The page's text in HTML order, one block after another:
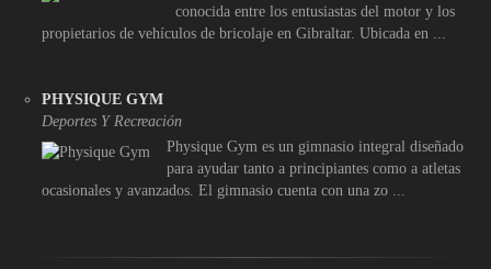
conocida entre los entusiastas del motor y los
propietarios de vehículos de bricolaje en Gibraltar. Ubicada en ...
PHYSIQUE GYM
Deportes Y Recreación
Physique Gym es un gimnasio integral diseñado
para ayudar tanto a principiantes como a atletas
ocasionales y avanzados. El gimnasio cuenta con una zo ...